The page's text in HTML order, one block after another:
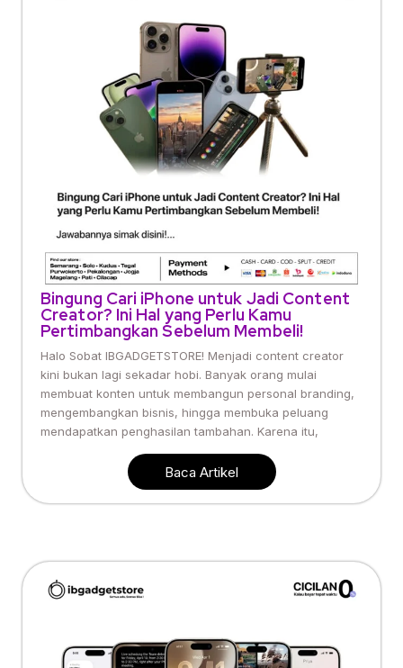
Bingung Cari iPhone untuk Jadi Content
Creator? Ini Hal yang Perlu Kamu
Pertimbangkan Sebelum Membeli!
Halo Sobat IBGADGETSTORE! Menjadi content creator
kini bukan lagi sekadar hobi. Banyak orang mulai
membuat konten untuk membangun personal branding,
mengembangkan bisnis, hingga membuka peluang
mendapatkan penghasilan tambahan. Karena itu,
Baca Artikel